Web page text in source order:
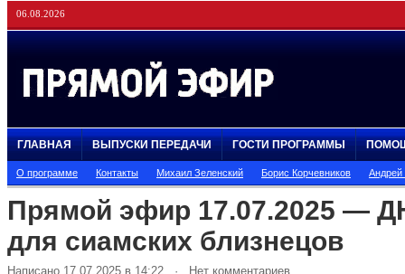
06.08.2026
ГЛАВНАЯ ВЫПУСКИ ПЕРЕДАЧИ ГОСТИ ПРОГРАММЫ
О программе Контакты Михаил Зеленский Борис Корчевников
Прямой эфир 17.07.2025 —
для сиамских близнецов
Написано 17.07.2025 в 14:22 · Нет комментариев